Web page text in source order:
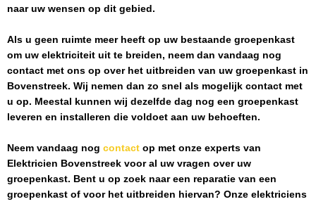
naar uw wensen op dit gebied.
Als u geen ruimte meer heeft op uw bestaande groepenkast
om uw elektriciteit uit te breiden, neem dan vandaag nog
contact met ons op over het uitbreiden van uw groepenkast in
Bovenstreek. Wij nemen dan zo snel als mogelijk contact met
u op. Meestal kunnen wij dezelfde dag nog een groepenkast
leveren en installeren die voldoet aan uw behoeften.
Neem vandaag nog contact op met onze experts van
Elektricien Bovenstreek voor al uw vragen over uw
groepenkast. Bent u op zoek naar een reparatie van een
groepenkast of voor het uitbreiden hiervan? Onze elektriciens